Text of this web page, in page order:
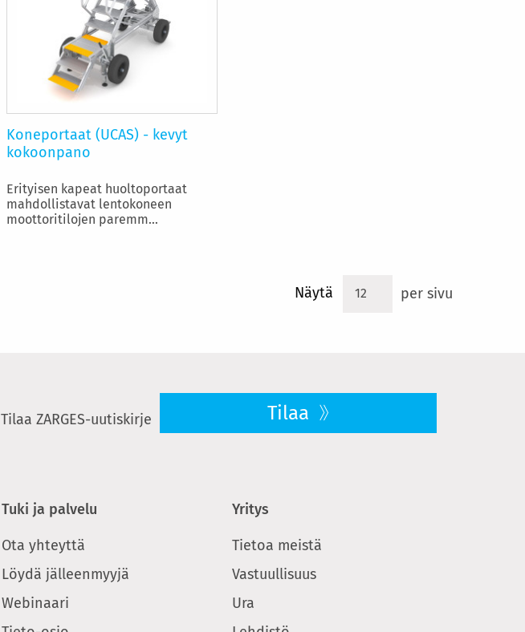
Koneportaat (UCAS) - kevyt
kokoonpano
Erityisen kapeat huoltoportaat
mahdollistavat lentokoneen
moottoritilojen paremm...
Näytä per sivu
Tilaa ZARGES-uutiskirje Tilaa
Tuki ja palvelu
Ota yhteyttä
Löydä jälleenmyyjä
Webinaari
Yritys
Tietoa meistä
Vastuullisuus
Ura